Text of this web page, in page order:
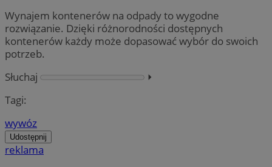
Wynajem kontenerów na odpady to wygodne
rozwiązanie. Dzięki różnorodności dostępnych
kontenerów każdy może dopasować wybór do swoich
potrzeb.
Słuchaj
⏵︎
Tagi:
wywóz
Udostępnij
reklama